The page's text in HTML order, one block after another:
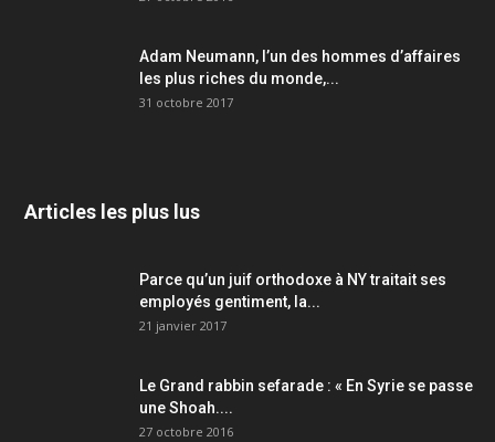
Adam Neumann, l’un des hommes d’affaires
les plus riches du monde,...
31 octobre 2017
Articles les plus lus
Parce qu’un juif orthodoxe à NY traitait ses
employés gentiment, la...
21 janvier 2017
Le Grand rabbin sefarade : « En Syrie se passe
une Shoah....
27 octobre 2016